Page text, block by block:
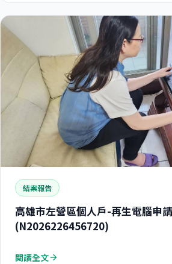
結案報告
高雄市左營區個人戶-再生電腦申
(N2026226456720)
閱讀全文arrow_forward